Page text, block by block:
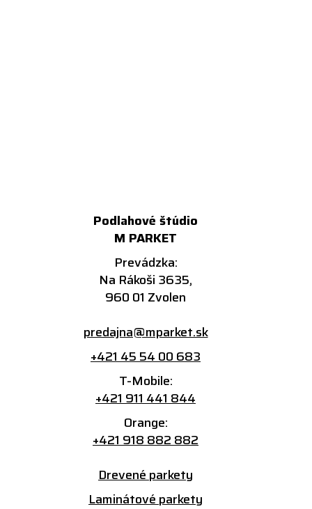
Podlahové štúdio
M PARKET
Prevádzka:
Na Rákoši 3635,
960 01 Zvolen
predajna@mparket.sk
+421 45 54 00 683
T-Mobile:
+421 911 441 844
Orange:
+421 918 882 882
Drevené parkety
Laminátové parkety